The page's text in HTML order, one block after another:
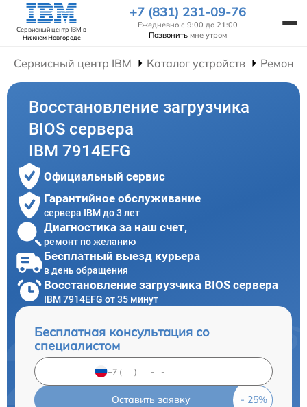
Сервисный центр IBM в
Нижнем Новгороде
+7 (831) 231-09-76
Ежедневно с 9:00 до 21:00
Позвонить мне утром
Сервисный центр IBM Каталог устройств Ремонт
Восстановление загрузчика
BIOS сервера
IBM 7914EFG
Официальный сервис
Гарантийное обслуживание
сервера IBM до 3 лет
Диагностика за наш счет,
ремонт по желанию
Бесплатный выезд курьера
в день обращения
Восстановление загрузчика BIOS сервера
IBM 7914EFG от 35 минут
Бесплатная консультация со
специалистом
Оставить заявку